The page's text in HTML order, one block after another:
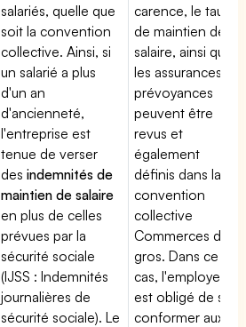
salariés, quelle que
soit la convention
collective. Ainsi, si
un salarié a plus
d'un an
d'ancienneté,
l'entreprise est
tenue de verser
desindemnités de
maintien de salaire
en plus de celles
prévues par la
sécurité sociale
(IJSS : Indemnités
journalières de
sécurité sociale). Le
carence, le taux
de maintien de
salaire, ainsi que
les assurances
prévoyances
peuvent être
revus et
également
définis dans la
convention
collective
Commerces de
gros. Dans ce
cas, l'employeur
est obligé de se
conformer aux